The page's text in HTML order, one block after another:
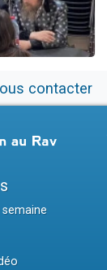
contacter
semaine